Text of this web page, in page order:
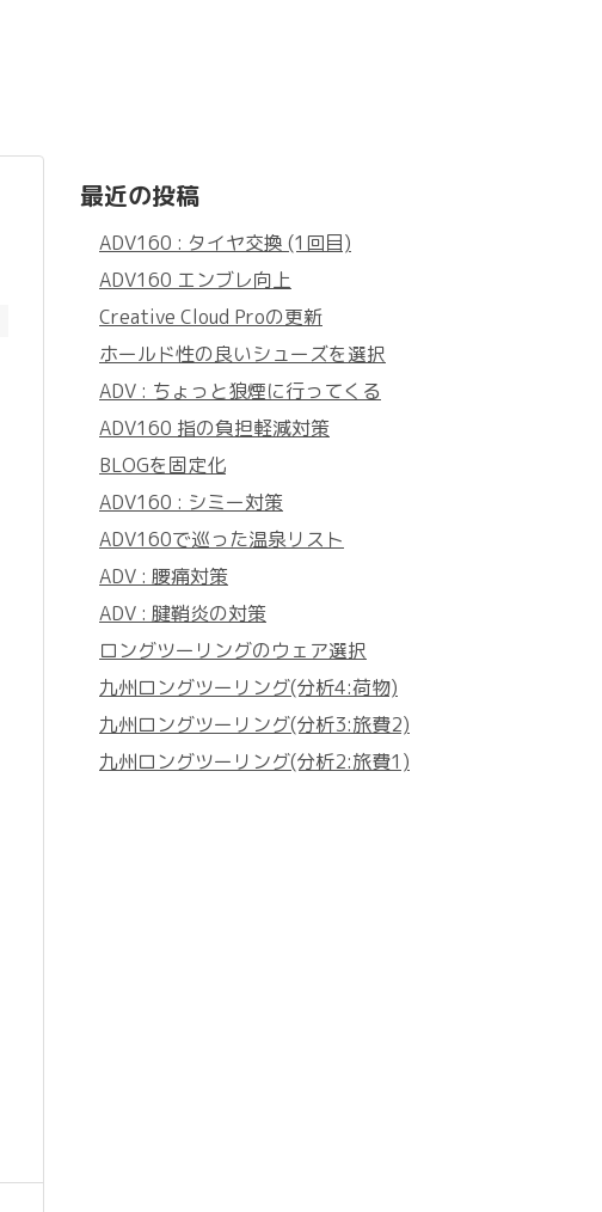
最近の投稿
ADV160 : タイヤ交換 (1回目)
ADV160 エンブレ向上
Creative Cloud Proの更新
ホールド性の良いシューズを選択
ADV : ちょっと狼煙に行ってくる
ADV160 指の負担軽減対策
BLOGを固定化
ADV160 : シミー対策
ADV160で巡った温泉リスト
ADV : 腰痛対策
ADV : 腱鞘炎の対策
ロングツーリングのウェア選択
九州ロングツーリング(分析4:荷物)
九州ロングツーリング(分析3:旅費2)
九州ロングツーリング(分析2:旅費1)